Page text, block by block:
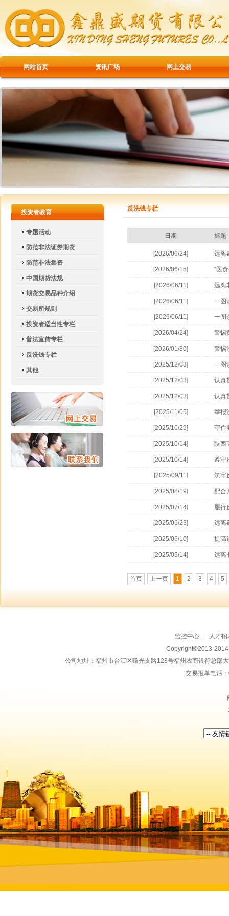
网站首页 资讯广场 网上交易
投资者教育
专题活动
防范非法证券期货
防范非法集资
中国期货法规
期货交易品种介绍
交易所规则
投资者适当性专栏
普法宣传专栏
反洗钱专栏
其他
反洗钱专栏
日期 标题
[2026/06/24] 远离
[2026/06/15] “医
[2026/06/11] 远离
[2026/06/11] 一图
[2026/06/11] 一图
[2026/04/24] 警惕
[2026/01/30] 警惕
[2025/12/03] 一图
[2025/12/03] 认真
[2025/12/03] 认真
[2025/11/05] 举报
[2025/10/29] 守住
[2025/10/14] 陕西
[2025/10/14] 遵守
[2025/09/11] 筑牢
[2025/08/19] 配合
[2025/07/14] 履行
[2025/06/23] 远离
[2025/06/10] 提高
[2025/05/14] 远离
首页 上一页 1 2 3 4 5
监控中心
人才招
Copyright©2013-
公司地址：福州市台江区曙光支路128号福州农商银行总
交易报单电话